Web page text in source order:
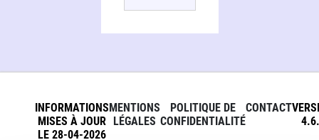
INFORMATIONS
MISES À JOUR
LE 28-04-2026
MENTIONS
LÉGALES
POLITIQUE DE
CONFIDENTIALITÉ
CONTACT